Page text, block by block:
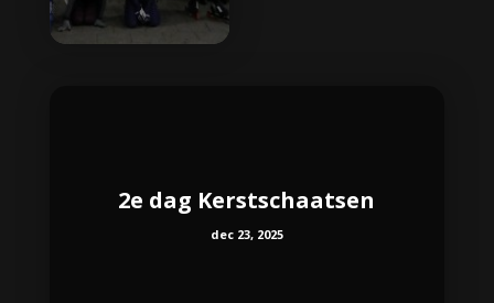
2e dag Kerstschaatsen
dec 23, 2025